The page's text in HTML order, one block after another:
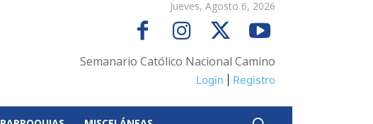
Jueves, Agosto 6, 2026
Semanario Católico Nacional Camino
Login Registro